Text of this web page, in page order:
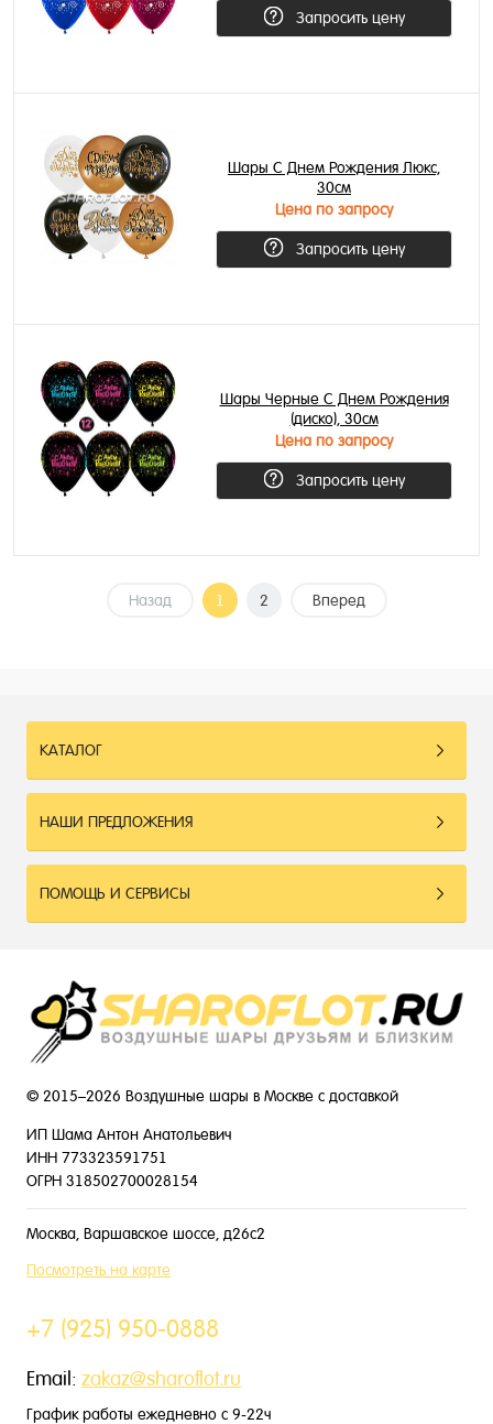
Запросить цену
Шары С Днем Рождения Люкс,
30см
Цена по запросу
Запросить цену
Шары Черные С Днем Рождения
(диско), 30см
Цена по запросу
Запросить цену
Назад 1 2 Вперед
КАТАЛОГ
НАШИ ПРЕДЛОЖЕНИЯ
ПОМОЩЬ И СЕРВИСЫ
© 2015–2026 Воздушные шары в Москве с доставкой
ИП Шама Антон Анатольевич
ИНН 773323591751
ОГРН 318502700028154
Москва, Варшавское шоссе, д26с2
Посмотреть на карте
+7 (925) 950-0888
Email: zakaz@sharoflot.ru
График работы ежедневно с 9-22ч